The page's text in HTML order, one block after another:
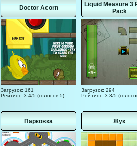
Doctor Acorn
Загрузок: 161
Рейтинг: 3.4/5 (голосов 5)
Liquid Measure 3
Pack
Загрузок: 294
Рейтинг: 3.3/5
Парковка Жук